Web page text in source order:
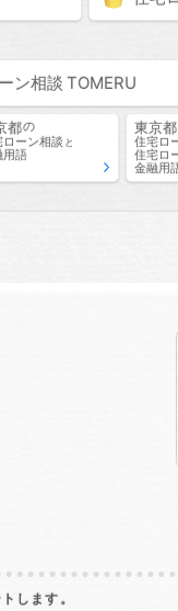
ン相談
都の
ローン相談 と
用語
東京都
住宅ロ
住宅ロ
金融用
します。